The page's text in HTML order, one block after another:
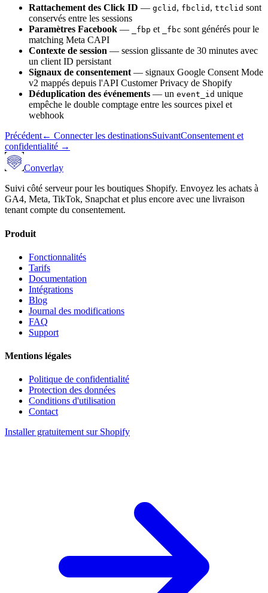
Rattachement des Click ID — gclid , fbclid , ttclid sont
conservés entre les sessions
Paramètres Facebook — _fbp et _fbc sont générés pour le
matching Meta CAPI
Contexte de session — session glissante de 30 minutes avec
un client ID persistant
Signaux de consentement — signaux Google Consent Mode
v2 mappés depuis l'API Customer Privacy de Shopify
Déduplication des événements — un event_id unique
empêche le double comptage entre les sources pixel et
webhook
Précédent← Connecter les destinationsSuivantConsentement et
confidentialité →
Converlay
Suivi côté serveur pour les boutiques Shopify. Envoyez les achats à
GA4, Meta, TikTok, Snapchat et plus encore avec une livraison
tenant compte du consentement.
Produit
Fonctionnalités
Tarifs
Documentation
Intégrations
Blog
Journal des modifications
FAQ
Support
Mentions légales
Politique de confidentialité
Protection des données
Conditions d'utilisation
Contact
Installer gratuitement sur Shopify